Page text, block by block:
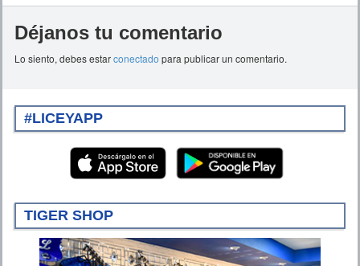
Déjanos tu comentario
Lo siento, debes estarconectado para publicar un comentario.
#LICEYAPP
TIGER SHOP